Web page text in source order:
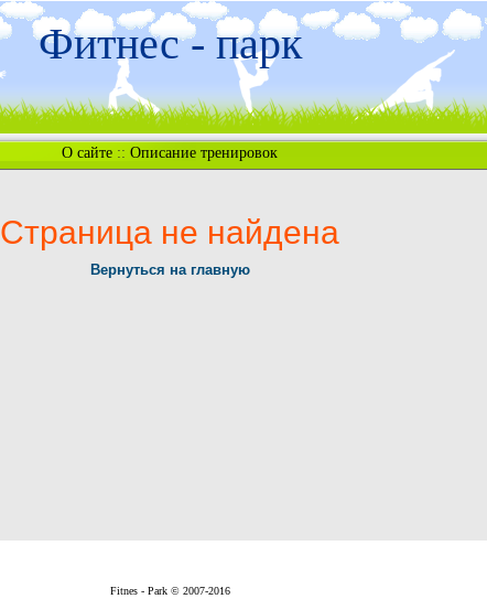
Фитнес - парк
О сайте :: Описание тренировок
Страница не найдена
Вернуться на главную
Fitnes - Park © 2007-2016